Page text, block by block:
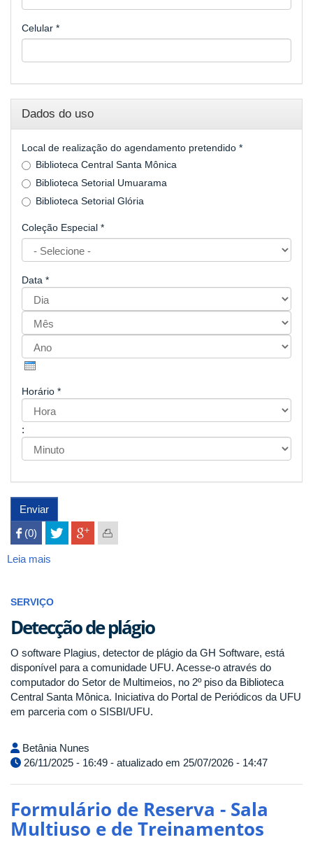
Celular *
Dados do uso
Local de realização do agendamento pretendido *
Biblioteca Central Santa Mônica
Biblioteca Setorial Umuarama
Biblioteca Setorial Glória
Coleção Especial *
Data *
Dia
Mês
Ano
Horário *
Hora
:
Enviar
 (0)
Leia mais
visita
Coleções
especiais
SERVIÇO
Detecção de plágio
O software Plagius, detector de plágio da GH Software, está
disponível para a comunidade UFU. Acesse-o através do
computador do Setor de Multimeios, no 2º piso da Biblioteca
Central Santa Mônica. Iniciativa do Portal de Periódicos da UFU
em parceria com o SISBI/UFU.
Betânia Nunes
26/11/2025 - 16:49 - atualizado em 25/07/2026 - 14:47
Formulário de Reserva - Sala
Multiuso e de Treinamentos